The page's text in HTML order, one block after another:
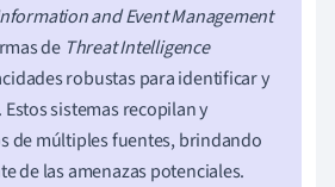
and Event Management
de Threat Intelligence
robustas para identificar y
sistemas recopilan y
de múltiples fuentes, brindando
de las amenazas potenciales.